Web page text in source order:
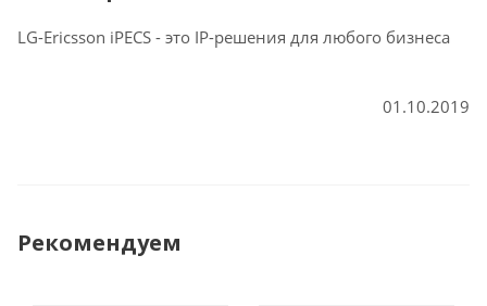
LG-Ericsson iPECS - это IP-решения для любого бизнеса
01.10.2019
Рекомендуем